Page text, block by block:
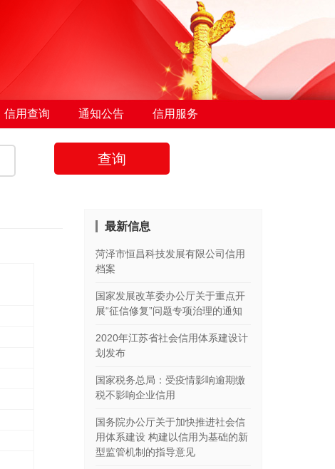
信用查询 通知公告 信用服务
查询
最新信息
菏泽市恒昌科技发展有限公司信用
档案
国家发展改革委办公厅关于重点开
展“征信修复”问题专项治理的通知
2020年江苏省社会信用体系建设计
划发布
国家税务总局：受疫情影响逾期缴
税不影响企业信用
国务院办公厅关于加快推进社会信
用体系建设 构建以信用为基础的新
型监管机制的指导意见